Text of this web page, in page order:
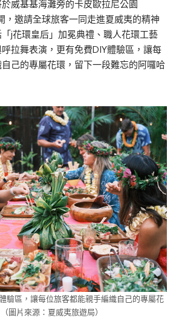
威基基海灘旁的卡皮歐拉尼公園
，邀請全球旅客一同走進夏威夷的精神
j花環皇后」加冕典禮、職人花環工藝
拉舞表演，更有免費DIY體驗區，讓每
己的專屬花環，留下一段難忘的阿囉哈
驗區，讓每位旅客都能親手編織自己的專屬花
圖片來源：夏威夷旅遊局）